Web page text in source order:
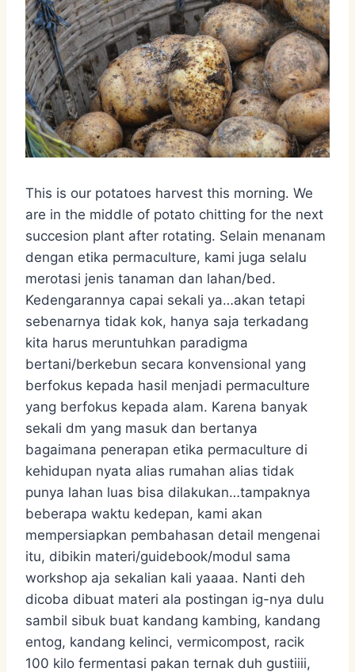
This is our potatoes harvest this morning. We
are in the middle of potato chitting for the next
succesion plant after rotating. Selain menanam
dengan etika permaculture, kami juga selalu
merotasi jenis tanaman dan lahan/bed.
Kedengarannya capai sekali ya…akan tetapi
sebenarnya tidak kok, hanya saja terkadang
kita harus meruntuhkan paradigma
bertani/berkebun secara konvensional yang
berfokus kepada hasil menjadi permaculture
yang berfokus kepada alam. Karena banyak
sekali dm yang masuk dan bertanya
bagaimana penerapan etika permaculture di
kehidupan nyata alias rumahan alias tidak
punya lahan luas bisa dilakukan…tampaknya
beberapa waktu kedepan, kami akan
mempersiapkan pembahasan detail mengenai
itu, dibikin materi/guidebook/modul sama
workshop aja sekalian kali yaaaa. Nanti deh
dicoba dibuat materi ala postingan ig-nya dulu
sambil sibuk buat kandang kambing, kandang
entog, kandang kelinci, vermicompost, racik
100 kilo fermentasi pakan ternak duh gustiiii,